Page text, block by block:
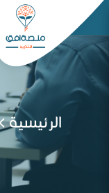
الرئيسية